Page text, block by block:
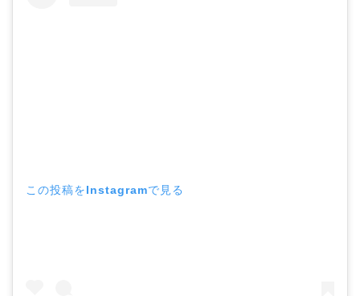
この投稿をInstagramで見る